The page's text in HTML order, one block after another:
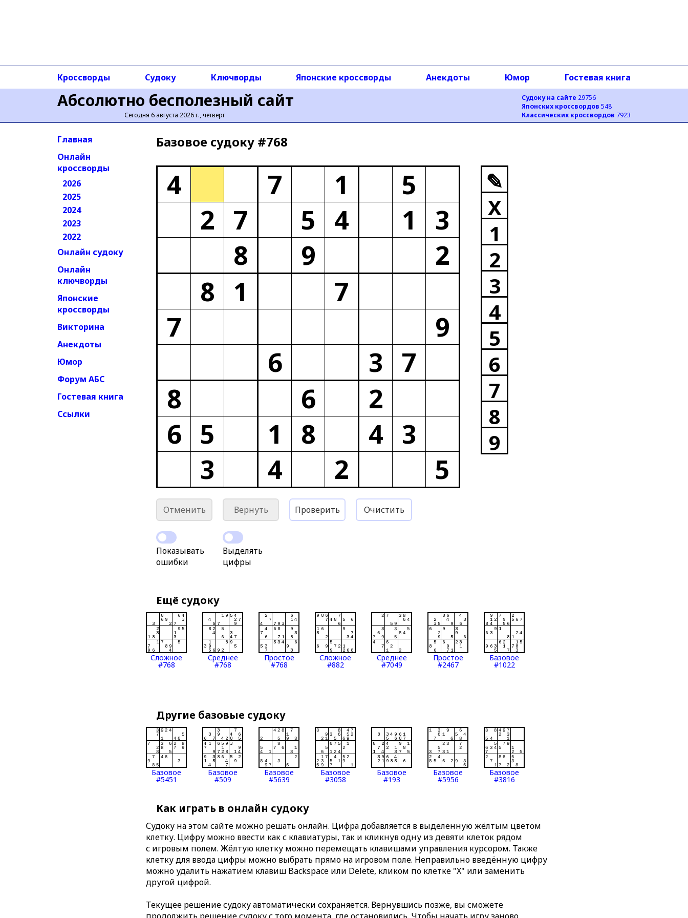
Абсолютно бесполезный сайт
Сегодня 6 августа 2026 г., четверг
Судоку на сайте 29756
Японских кроссвордов 548
Классических кроссвордов 7923
Кроссворды Судоку Ключворды Японские кроссворды Анекдоты Юмор Гостевая книга
Главная
Онлайн
кроссворды
2026
2025
2024
2023
2022
Онлайн судоку
Онлайн
ключворды
Японские
кроссворды
Викторина
Анекдоты
Юмор
Форум АБС
Гостевая книга
Ссылки
Базовое cудоку #768
4 7 1
5
2 7 5 4 1
3
8
9
2
8
1
7
7
9
6
3 7
8
6
2
6 5 1 8 4 3
3
4 2 5
✎
X
1
2
3
4
5
6
7
8
9
Отменить Вернуть Проверить Очистить
Показывать
ошибки
Выделять
цифры
Ещё судоку
Сложное
#768
Среднее
#768
Простое
#768
Сложное
#882
Среднее
#7049
Простое
#2467
Базовое
#1022
Другие базовые судоку
Базовое
#5451
Базовое
#509
Базовое
#5639
Базовое
#3058
Базовое
#193
Базовое
#5956
Базовое
#3816
Как играть в онлайн судоку
Судоку на этом сайте можно решать онлайн. Цифра добавляется в выделенную жёлтым цветом
клетку. Цифру можно ввести как с клавиатуры, так и кликнув одну из девяти клеток рядом
с игровым полем. Жёлтую клетку можно перемещать клавишами управления курсором. Также
клетку для ввода цифры можно выбрать прямо на игровом поле. Неправильно введённую цифру
можно удалить нажатием клавиш Backspace или Delete, кликом по клетке "X" или заменить
другой цифрой.
Текущее решение судоку автоматически сохраняется. Вернувшись позже, вы сможете